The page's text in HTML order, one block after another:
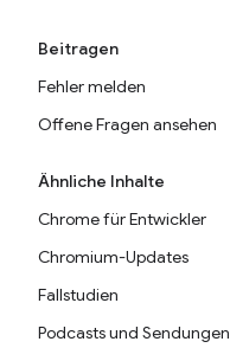
Beitragen
Fehler melden
Offene Fragen ansehen
Ähnliche Inhalte
Chrome für Entwickler
Chromium-Updates
Fallstudien
Podcasts und Sendungen